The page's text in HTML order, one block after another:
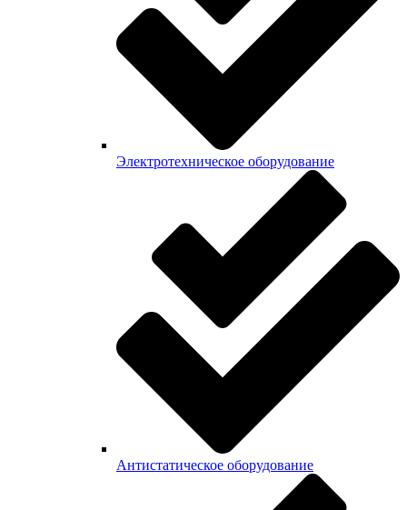
Электротехническое оборудование
Антистатическое оборудование